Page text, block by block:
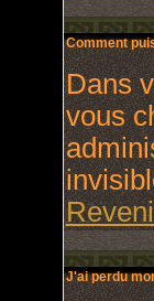
Comment
Dans
vous
J'ai perdu